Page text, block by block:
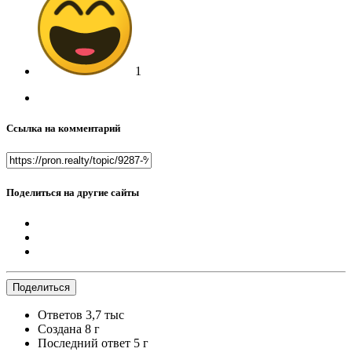
1
Ссылка на комментарий
Поделиться на другие сайты
Поделиться
Ответов 3,7 тыс
Создана 8 г
Последний ответ 5 г